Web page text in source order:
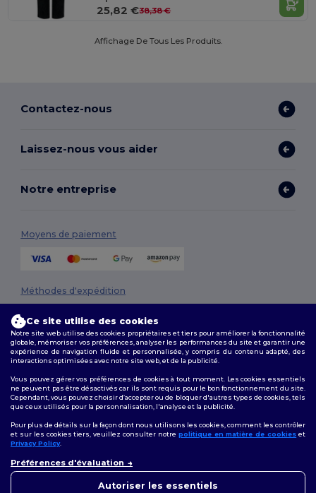
25,82 €38,38 €
Affichage De Tous Les Produits.
Contactez-nous
Laissez-nous vous aider
Notre entreprise
Moyens de paiement
Méthodes d'expédition
Conditions Générales|Politique de personnalisation
Confidentialité|Politique de Cookies|Plan du Site
Suivez-nous
Ce site utilise des cookies
Notre site web utilise des cookies propriétaires et tiers pour améliorer la fonctionnalité
globale, mémoriser vos préférences, analyser les performances du site et garantir une
expérience de navigation fluide et personnalisée, y compris du contenu adapté, des
interactions optimisées avec notre site web, et de la publicité.
Vous pouvez gérer vos préférences de cookies à tout moment. Les cookies essentiels
ne peuvent pas être désactivés car ils sont requis pour le bon fonctionnement du site.
Cependant, vous pouvez choisir d’accepter ou de bloquer d'autres types de cookies, tels
que ceux utilisés pour la personnalisation, l'analyse et la publicité.
Pour plus de détails sur la façon dont nous utilisons les cookies, comment les contrôler
et sur les cookies tiers, veuillez consulter notre politique en matière de cookies et
Privacy Policy.
Préférences d'évaluation
Autoriser les essentiels
pouvez nous contacter à tout